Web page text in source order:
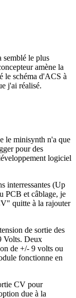
semblé le plus
amène la
le schéma d'ACS à
j'ai réalisé.
le minisynth n'a que
pour des
logiciel
interressantes (Up
PCB et câblage, je
quitte à la rajouter
de sortie des
Volts. Deux
de +/- 9 volts ou
fonctionne en
CV pour
due à la